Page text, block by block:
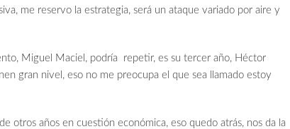
me reservo la estrategia, será un ataque variado por aire y
Miguel Maciel, podría repetir, es su tercer año, Héctor
gran nivel, eso no me preocupa el que sea llamado estoy
otros años en cuestión económica, eso quedo atrás, nos da la